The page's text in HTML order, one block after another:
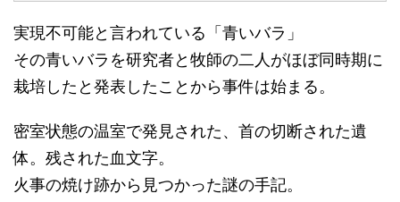
実現不可能と言われている「青いバラ」
その青いバラを研究者と牧師の二人がほぼ同時期に
栽培したと発表したことから事件は始まる。
密室状態の温室で発見された、首の切断された遺
体。残された血文字。
火事の焼け跡から見つかった謎の手記。